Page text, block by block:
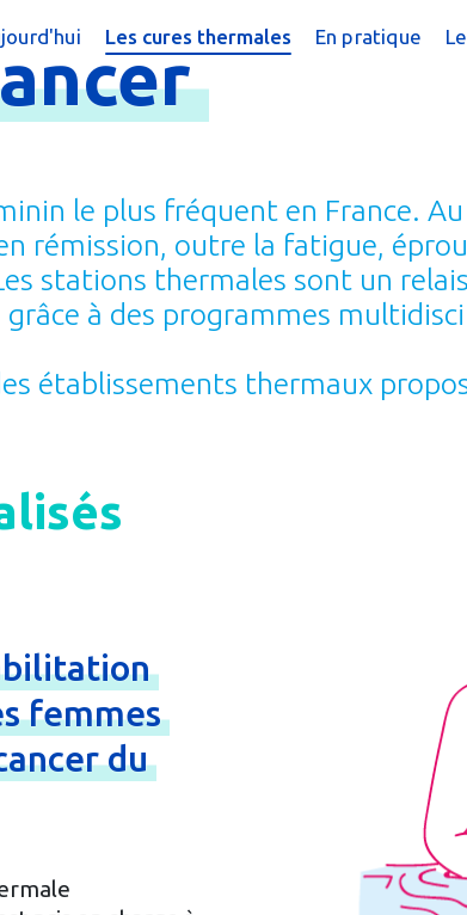
thermale
Les cures thermales
Cures conventionnées
En pratique
Formation du
Exercer la
le plus fréquent en France.
rémission, outre la fatigue,
stations thermales sont un
grâce à des programmes
établissements thermaux
femmes
du